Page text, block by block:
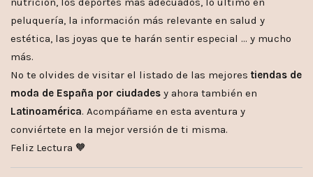
peluquería, la información más relevante en salud y
estética, las joyas que te harán sentir especial … y mucho
más.
No te olvides de visitar el listado de las mejores tiendas de
moda de España por ciudades y ahora también en
Latinoamérica. Acompáñame en esta aventura y
conviértete en la mejor versión de ti misma.
Feliz Lectura 🧡